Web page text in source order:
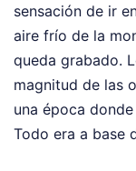
sensación de ir
aire frío de la
queda grabado.
magnitud de las
una época
Todo era a base